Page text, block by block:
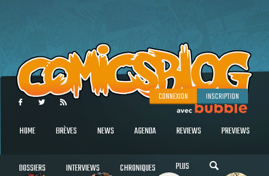
CONNEXION INSCRIPTION
HOME BRÈVES NEWS AGENDA REVIEWS PREVIEWS
DOSSIERS INTERVIEWS CHRONIQUES PLUS